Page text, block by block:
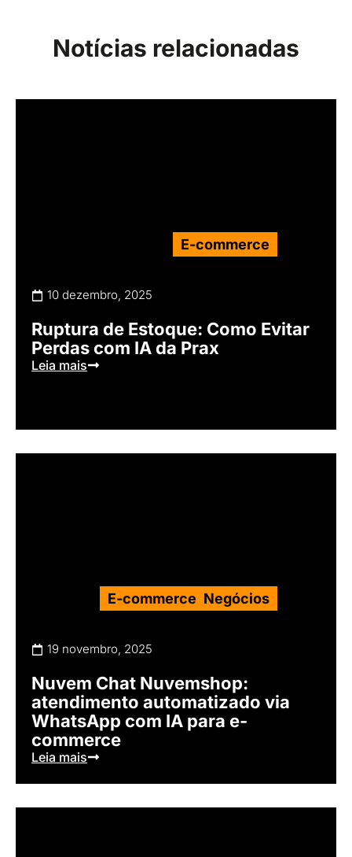
Notícias relacionadas
E-commerce
10 dezembro, 2025
Ruptura de Estoque: Como Evitar
Perdas com IA da Prax
Leia mais
E-commerce Negócios
19 novembro, 2025
Nuvem Chat Nuvemshop:
atendimento automatizado via
WhatsApp com IA para e-
commerce
Leia mais